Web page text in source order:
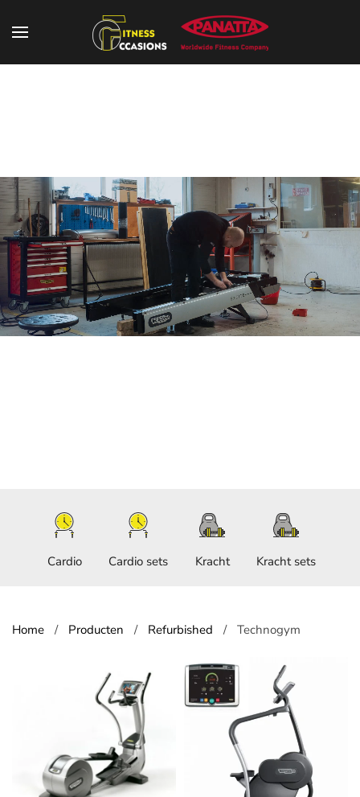
Cardio Cardio sets Kracht Kracht sets
Home Producten Refurbished Technogym